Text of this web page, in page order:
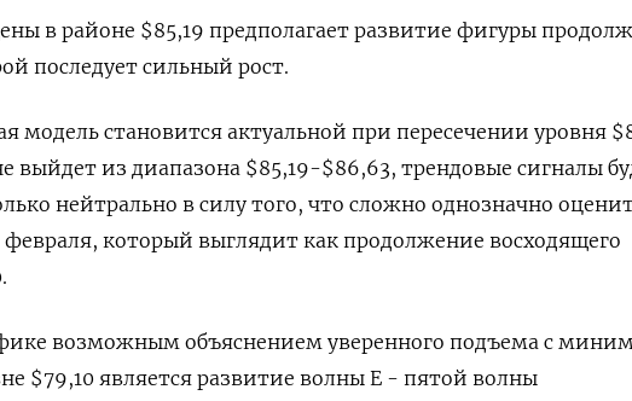
в районе $85,19 предполагает развитие фигуры
последует сильный рост.
модель становится актуальной при пересечении уровня
выйдет из диапазона $85,19-$86,63, трендовые сигналы
нейтрально в силу того, что сложно однозначно
февраля, который выглядит как продолжение восходящего
возможным объяснением уверенного подъема с
$79,10 является развитие волны E - пятой волны